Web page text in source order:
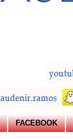
FACEBOOK